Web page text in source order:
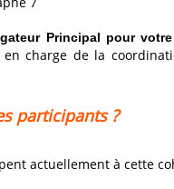
Principal pour
en charge de la
participants ?
actuellement à cette